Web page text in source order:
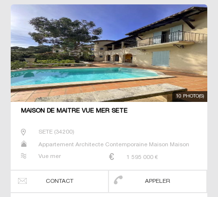
10 PHOTO(S)
MAISON DE MAÎTRE VUE MER SETE
SETE(34200)
Appartement Architecte Contemporaine Maison Maison
Vue mer
1 595 000 €
CONTACT APPELER